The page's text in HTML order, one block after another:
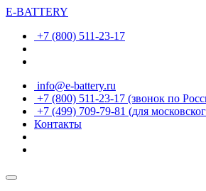
E-BATTERY
+7 (800) 511-23-17
info@e-battery.ru
+7 (800) 511-23-17 (звонок по
+7 (499) 709-79-81 (для
Контакты